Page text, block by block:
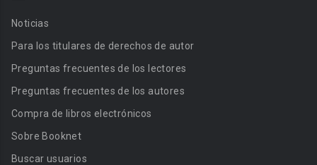
Noticias
Para los titulares de derechos de autor
Preguntas frecuentes de los lectores
Preguntas frecuentes de los autores
Compra de libros electrónicos
Sobre Booknet
Buscar usuarios